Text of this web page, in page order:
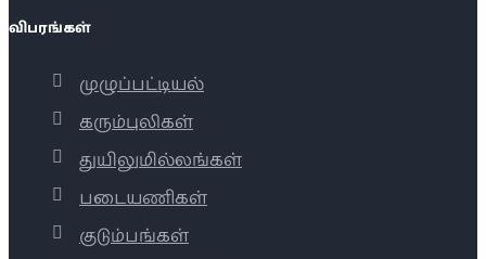
விபரங்கள்
முழுப்பட்டியல்
கரும்புலிகள்
துயிலுமில்லங்கள்
படையணிகள்
குடும்பங்கள்